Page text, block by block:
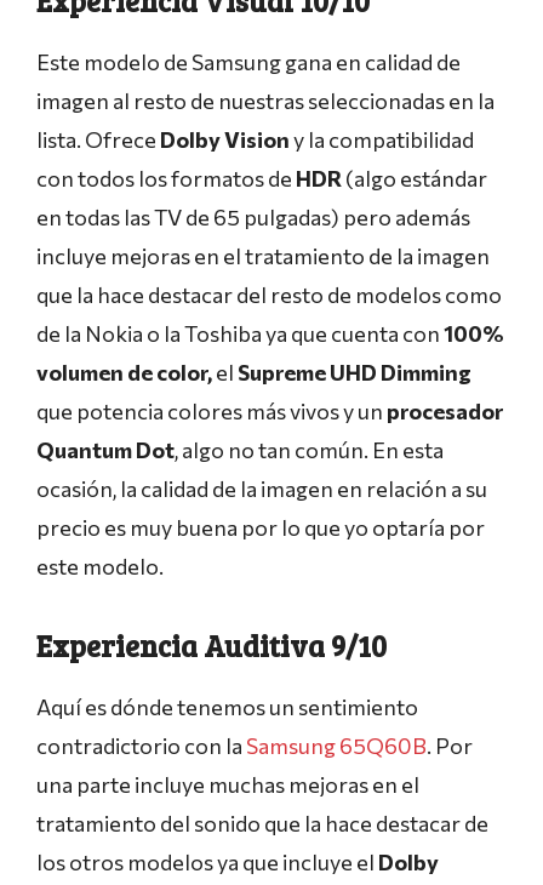
Este modelo de Samsung gana en calidad de
imagen al resto de nuestras seleccionadas en la
lista. Ofrece Dolby Visiony la compatibilidad
con todos los formatos de HDR (algo estándar
en todas las TV de 65 pulgadas) pero además
incluye mejoras en el tratamiento de la imagen
que la hace destacar del resto de modelos como
de la Nokia o la Toshiba ya que cuenta con100%
volumen de color,el Supreme UHD Dimming
que potencia colores más vivos y un procesador
Quantum Dot, algo no tan común. En esta
ocasión, la calidad de la imagen en relación a su
precio es muy buena por lo que yo optaría por
este modelo.
Experiencia Auditiva 9/10
Aquí es dónde tenemos un sentimiento
contradictorio con la Samsung 65Q60B. Por
una parte incluye muchas mejoras en el
tratamiento del sonido que la hace destacar de
los otros modelos ya que incluye el Dolby